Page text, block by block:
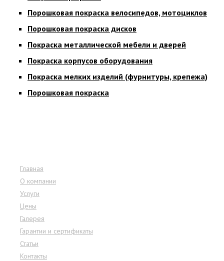
Порошковая покраска велосипедов, мотоциклов
Порошковая покраска дисков
Покраска металлической мебели и дверей
Покраска корпусов оборудования
Покраска мелких изделий (фурнитуры, крепежа)
Порошковая покраска
Главная
О компании
Услуги
Цены
Галерея
Гарантии и сертификаты
Статьи
Контакты